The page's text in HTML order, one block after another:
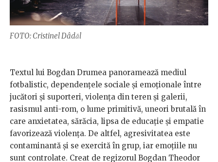
FOTO: Cristinel Dâdăl
Textul lui Bogdan Drumea panoramează mediul
fotbalistic, dependențele sociale și emoționale între
jucători și suporteri, violența din teren și galerii,
rasismul anti-rom, o lume primitivă, uneori brutală în
care anxietatea, sărăcia, lipsa de educație și empatie
favorizează violența. De altfel, agresivitatea este
contaminantă și se exercită în grup, iar emoțiile nu
sunt controlate. Creat de regizorul Bogdan Theodor